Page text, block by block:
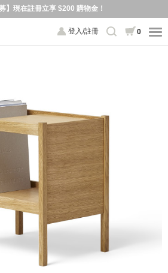
】現在註冊立享 $200 購物金！
登入/註冊 0